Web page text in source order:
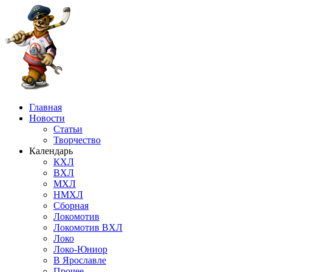
Главная
Новости
Статьи
Творчество
Календарь
КХЛ
ВХЛ
МХЛ
НМХЛ
Сборная
Локомотив
Локомотив ВХЛ
Локо
Локо-Юниор
В Ярославле